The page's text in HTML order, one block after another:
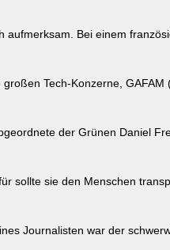
Bei einem
Tech-Konzerne, GAFAM
der Grünen Daniel
sollte sie den Menschen
Journalisten war der